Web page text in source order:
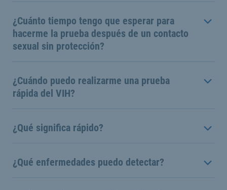
¿Cuánto tiempo tengo que esperar para
hacerme la prueba después de un contacto
sexual sin protección?
¿Cuándo puedo realizarme una prueba
rápida del VIH?
¿Qué significa rápido?
¿Qué enfermedades puedo detectar?